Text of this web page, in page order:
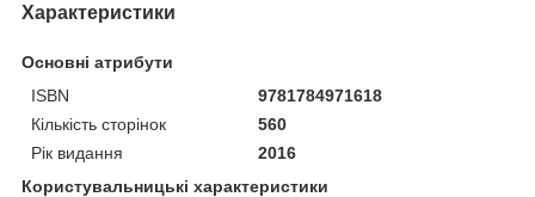
Характеристики
Основні атрибути
ISBN
9781784971618
Кількість сторінок
560
Рік видання
2016
Користувальницькі характеристики